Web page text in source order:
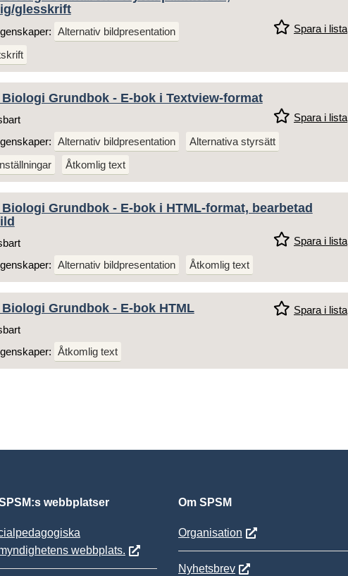
glesskrift
Spara i lista
Alternativ bildpresentation
Grundbok - E-bok i Textview-format
Spara i lista
Alternativ bildpresentation
Alternativa styrsätt
Åtkomlig text
Grundbok - E-bok i HTML-format, bearbetad
Spara i lista
Alternativ bildpresentation Åtkomlig text
Grundbok - E-bok HTML
Spara i lista
Åtkomlig text
webbplatser
webbplats.
Om SPSM
Organisation
Nyhetsbrev